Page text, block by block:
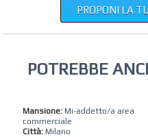
PROPONI LA
POTREBBE
Mansione:Mi-addetto/a area
commerciale
Città:Milano